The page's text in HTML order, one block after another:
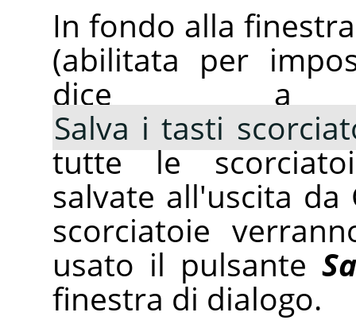
In fondo alla
(abilitata per
dice a
Salva i tasti
tutte le
salvate all'uscita da
scorciatoie
usato il pulsante
finestra di dialogo.